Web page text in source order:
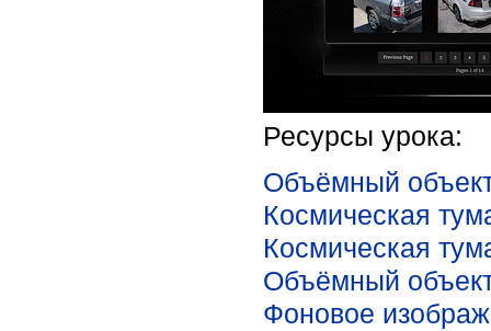
Ресурсы урока:
Объёмный
Космическая
Космическая
Объёмный
Фоновое